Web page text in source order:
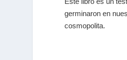
germinaron en
cosmopolita.